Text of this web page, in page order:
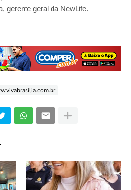
gerente geral da NewLife.